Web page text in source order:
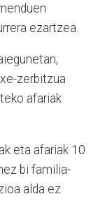
ezartzea.
zerbitzua
afariak
eta afariak 10
bi familia-
alda ez